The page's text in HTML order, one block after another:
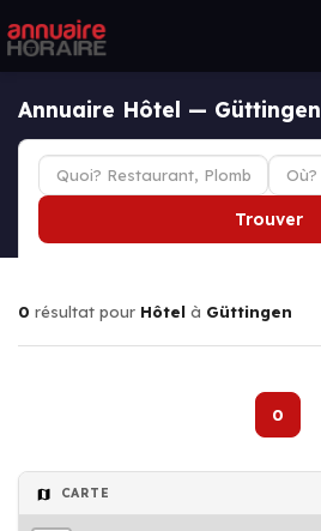
Annuaire Hôtel — Güttingen
Trouver
0 résultat pour Hôtel à Güttingen
0
CARTE